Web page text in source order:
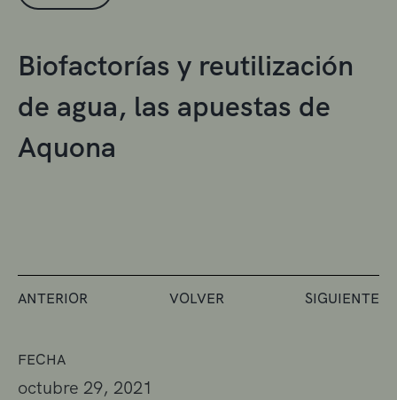
FECHA
octubre 29, 2021
Biofactorías y reutilización
de agua, las apuestas de
Aquona
ANTERIOR VOLVER SIGUIENTE